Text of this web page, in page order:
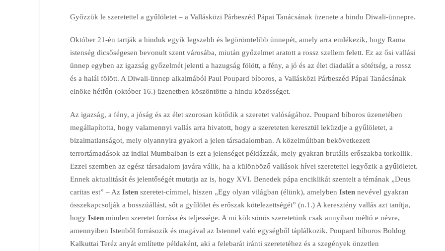
Győzzük le szeretettel a gyűlöletet – a Vallásközi Párbeszéd Pápai Tanácsának üzenete a hindu Diwali-ünnepre.
Október 21-én tartják a hinduk egyik legszebb és legörömtelibb ünnepét, amely arra emlékezik, hogy Rama
istenség dicsőségesen bevonult szent városába, miután győzelmet aratott a rossz szellem felett. Ez az ősi vallási
ünnep egyben az igazság győzelmét jelenti a hazugság fölött, a fény, a jó és az élet diadalát a sötétség, a rossz
és a halál fölött. A Diwali-ünnep alkalmából Paul Poupard bíboros, a Vallásközi Párbeszéd Pápai Tanácsának
elnöke hétfőn (október 16.) üzenetben köszöntötte a hindu közösséget.
Az igazság, a fény, a jóság és az élet szorosan kötődik a szeretet valóságához. Poupard bíboros üzenetében
megállapította, hogy valamennyi vallás arra hivatott, hogy a szereteten keresztül leküzdje a gyűlöletet, a
bizalmatlanságot, mely olyannyira gyakori a jelen társadalomban. A közelmúltban bekövetkezett
terrortámadások az indiai Mumbaiban is ezt a jelenséget példázzák, mely gyakran brutális erőszakba torkollik.
Ezzel szemben az egész társadalom javára válik, ha a különböző vallások hívei szeretettel legyőzik a gyűlöletet.
Ennek aktualitását és jelentőségét mutatja az is, hogy XVI. Benedek pápa enciklikát szentelt a témának „Deus
caritas est” – Az Istenszeretet-címmel, hiszen „Egy olyan világban (élünk), amelyben Istennevével gyakran
összekapcsolják a bosszúállást, sőt a gyűlölet és erőszak kötelezettségét” (n.1.) A keresztény vallás azt tanítja,
hogy Istenminden szeretet forrása és teljessége. A mi kölcsönös szeretetünk csak annyiban méltó e névre,
amennyiben Istenből forrásozik és magával az Istennel való egységből táplálkozik. Poupard bíboros Boldog
Kalkuttai Teréz anyát említette példaként, aki a felebarát iránti szeretetéhez és a szegények önzetlen